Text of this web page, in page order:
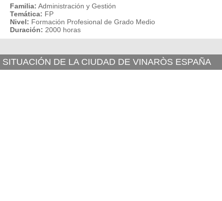
Familia: Administración y Gestión
Temática: FP
Nivel: Formación Profesional de Grado Medio
Duración: 2000 horas
SITUACIÓN DE LA CIUDAD DE VINARÒS ESPAÑA